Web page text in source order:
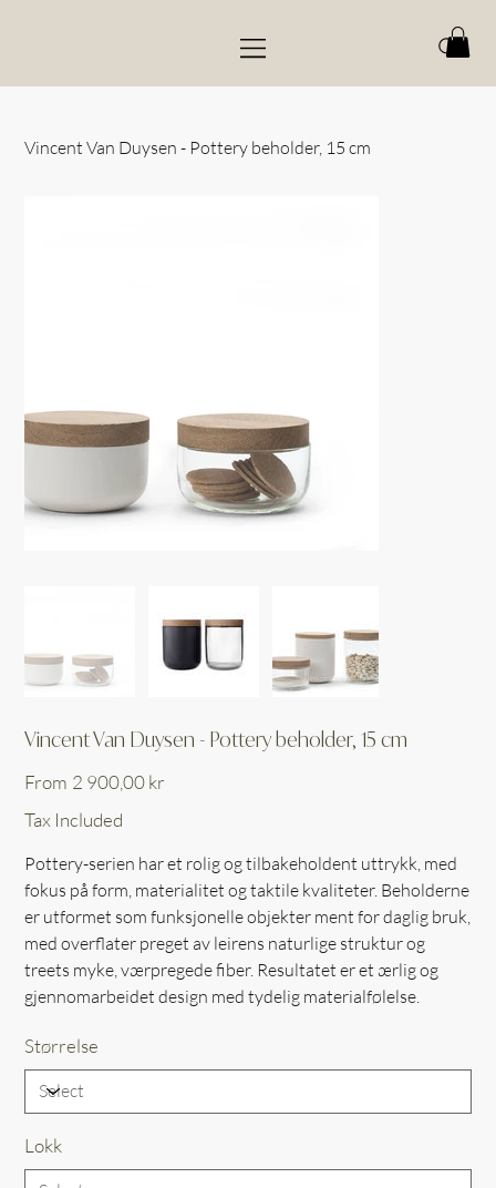
Vincent Van Duysen - Pottery beholder, 15 cm
Vincent Van Duysen - Pottery beholder, 15 cm
From 2 900,00 kr
Tax Included
Pottery-serien har et rolig og tilbakeholdent uttrykk, med
fokus på form, materialitet og taktile kvaliteter. Beholderne
er utformet som funksjonelle objekter ment for daglig bruk,
med overflater preget av leirens naturlige struktur og
treets myke, værpregede fiber. Resultatet er et ærlig og
gjennomarbeidet design med tydelig materialfølelse.
Størrelse
Lokk